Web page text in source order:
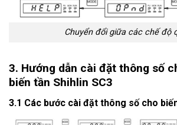
Chuyển đổi giữa các chế độ
3. Hướng dẫn cài đặt thông số
biến tần Shihlin SC3
3.1 Các bước cài đặt thông số cho